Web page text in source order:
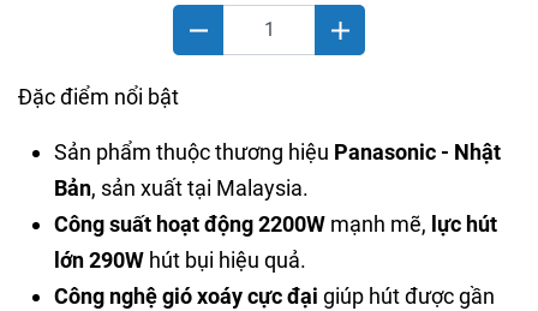
Đặc điểm nổi bật
Sản phẩm thuộc thương hiệu Panasonic - Nhật
Bản, sản xuất tại Malaysia.
Công suất hoạt động 2200W mạnh mẽ, lực hút
lớn 290W hút bụi hiệu quả.
Công nghệ gió xoáy cực đại giúp hút được gần